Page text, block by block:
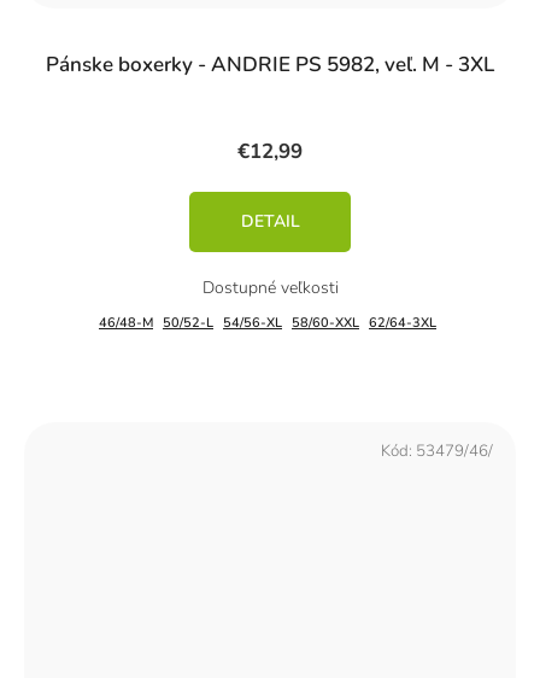
Pánske boxerky - ANDRIE PS 5982, veľ. M - 3XL
€12,99
DETAIL
46/48-M 50/52-L 54/56-XL 58/60-XXL 62/64-3XL
Kód: 53479/46/